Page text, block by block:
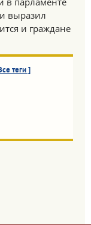
выразил
и граждане
теги ]